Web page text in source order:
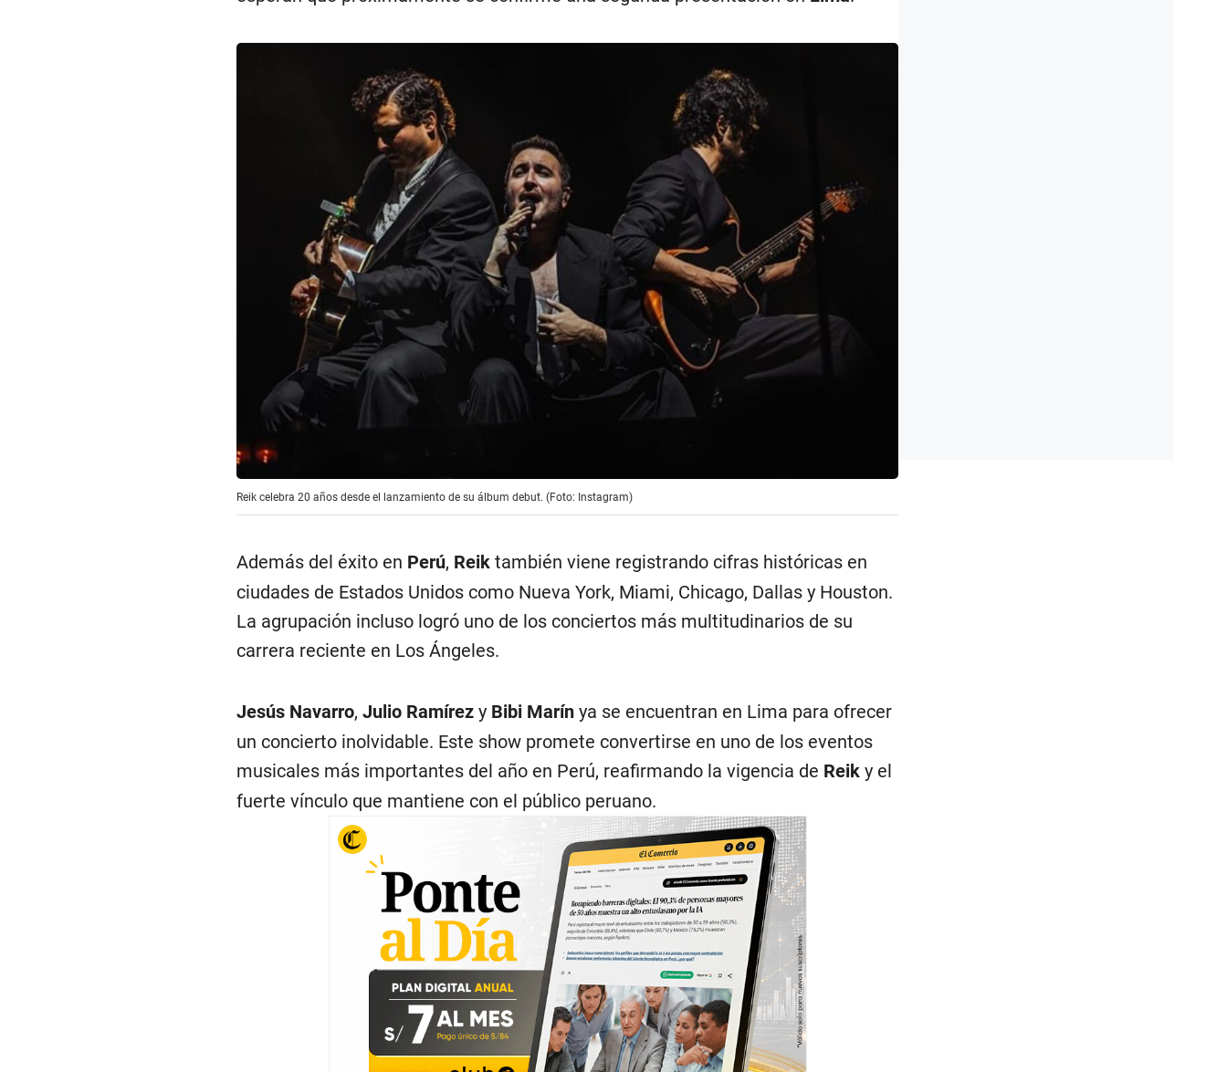
Reik celebra 20 años desde el lanzamiento de su álbum debut. (Foto: Instagram)
Además del éxito en Perú, Reik también viene registrando cifras históricas en
ciudades de Estados Unidos como Nueva York, Miami, Chicago, Dallas y Houston.
La agrupación incluso logró uno de los conciertos más multitudinarios de su
carrera reciente en Los Ángeles.
Jesús Navarro, Julio Ramírezy Bibi Marínya se encuentran en Lima para ofrecer
un concierto inolvidable. Este show promete convertirse en uno de los eventos
musicales más importantes del año en Perú, reafirmando la vigencia de Reik y el
fuerte vínculo que mantiene con el público peruano.